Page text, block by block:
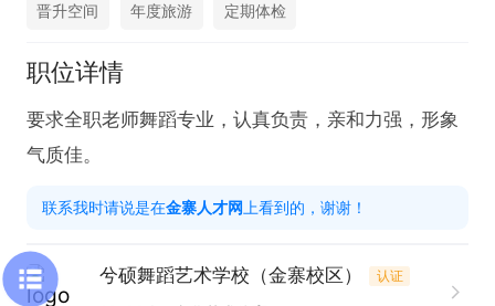
晋升空间 年度旅游 定期体检
职位详情
要求全职老师舞蹈专业，认真负责，亲和力强，形象
气质佳。
联系我时请说是在金寨人才网 上看到的，谢谢！
兮硕舞蹈艺术学校（金寨校区） 认证